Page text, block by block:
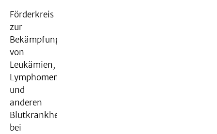
Förderkreis
zur
Bekämpfung
von
Leukämien,
Lymphomen
und
anderen
Blutkrankheiten
bei